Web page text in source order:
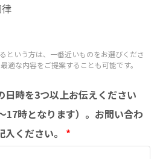
という方は、一番近いものをお選びくださ
適な内容をご提案することも可能です。
日時を3つ以上お伝えください
17時となります）。お問い合わ
ください。
*